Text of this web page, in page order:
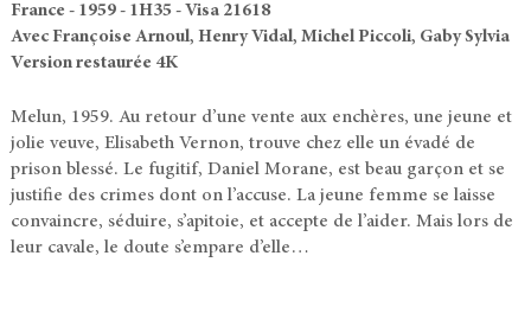
France - 1959 - 1H35 - Visa 21618
Avec Françoise Arnoul, Henry Vidal, Michel Piccoli, Gaby Sylvia
Version restaurée 4K
Melun, 1959. Au retour d’une vente aux enchères, une jeune et
jolie veuve, Elisabeth Vernon, trouve chez elle un évadé de
prison blessé. Le fugitif, Daniel Morane, est beau garçon et se
justifie des crimes dont on l’accuse. La jeune femme se laisse
convaincre, séduire, s’apitoie, et accepte de l’aider. Mais lors de
leur cavale, le doute s’empare d’elle…